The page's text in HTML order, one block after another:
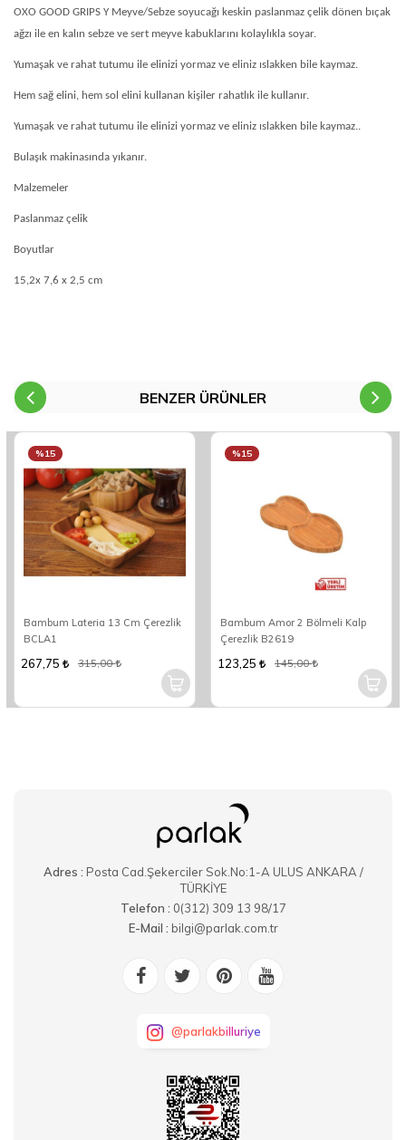
OXO GOOD GRIPS Y Meyve/Sebze soyucağı keskin paslanmaz çelik dönen bıçak
ağzı ile en kalın sebze ve sert meyve kabuklarını kolaylıkla soyar.
Yumaşak ve rahat tutumu ile elinizi yormaz ve eliniz ıslakken bile kaymaz.
Hem sağ elini, hem sol elini kullanan kişiler rahatlık ile kullanır.
Yumaşak ve rahat tutumu ile elinizi yormaz ve eliniz ıslakken bile kaymaz..
Bulaşık makinasında yıkanır.
Malzemeler
Paslanmaz çelik
Boyutlar
15,2x 7,6 x 2,5 cm
BENZER ÜRÜNLER
Bambum Lateria 13 Cm Çerezlik
BCLA1
%15
267,75 315,00
Bambum Amor 2 Bölmeli Kalp
Çerezlik B2619
%15
123,25 145,00
Adres : Posta Cad.Şekerciler Sok.No:1-A ULUS ANKARA /
TÜRKİYE
Telefon : 0(312) 309 13 98/17
E-Mail : bilgi@parlak.com.tr
@parlakbilluriye